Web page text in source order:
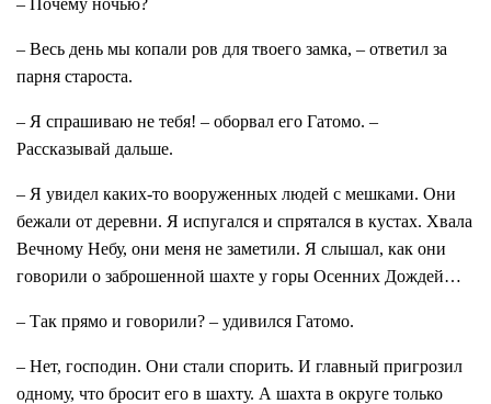
– Весь день мы копали ров для твоего замка, – ответил за
парня староста.
– Я спрашиваю не тебя! – оборвал его Гатомо. –
Рассказывай дальше.
– Я увидел каких-то вооруженных людей с мешками. Они
бежали от деревни. Я испугался и спрятался в кустах. Хвала
Вечному Небу, они меня не заметили. Я слышал, как они
говорили о заброшенной шахте у горы Осенних Дождей…
– Так прямо и говорили? – удивился Гатомо.
– Нет, господин. Они стали спорить. И главный пригрозил
одному, что бросит его в шахту. А шахта в округе только